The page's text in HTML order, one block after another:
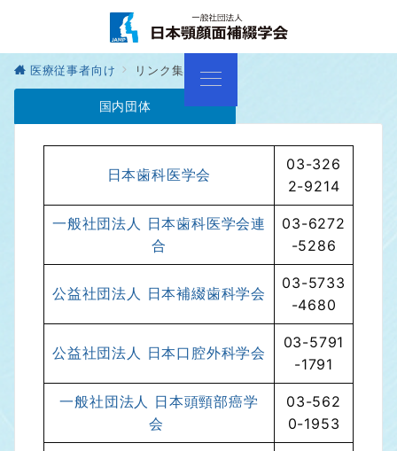
医療従事者向け リンク集
国内団体
日本歯科医学会
03-326
2-9214
一般社団法人 日本歯科医学会連
合
03-6272
-5286
公益社団法人 日本補綴歯科学会
03-5733
-4680
公益社団法人 日本口腔外科学会
03-5791
-1791
一般社団法人 日本頭頸部癌学
会
03-562
0-1953